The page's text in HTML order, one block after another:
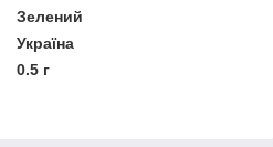
Зелений
Україна
0.5 г